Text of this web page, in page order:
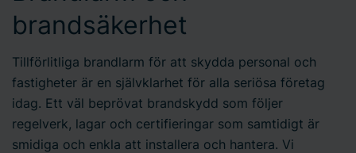
brandsäkerhet
Tillförlitliga brandlarm för att skydda personal och
fastigheter är en självklarhet för alla seriösa företag
idag. Ett väl beprövat brandskydd som följer
regelverk, lagar och certifieringar som samtidigt är
smidiga och enkla att installera och hantera. Vi